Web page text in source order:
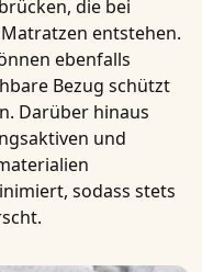
die bei
entstehen.
ebenfalls
Bezug schützt
Darüber hinaus
und
sodass stets